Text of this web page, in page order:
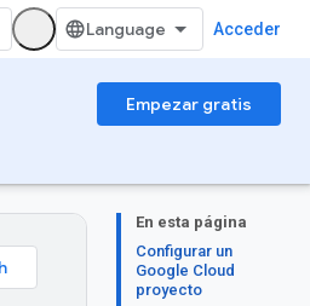
Acceder
Empezar gratis
En esta página
Configurar un
Google Cloud
proyecto